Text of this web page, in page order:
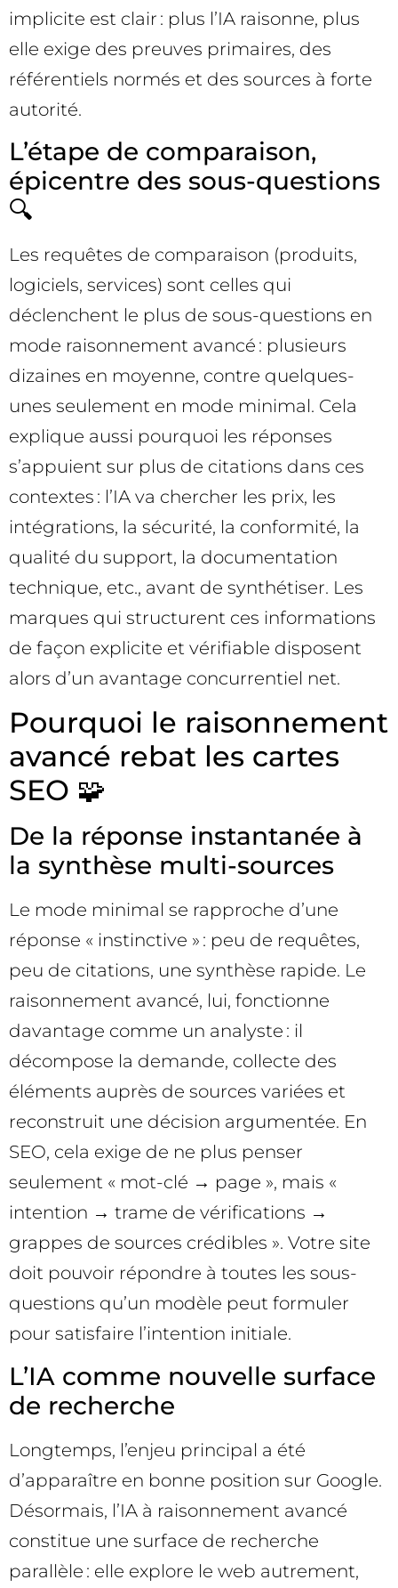
implicite est clair : plus l’IA raisonne, plus
elle exige des preuves primaires, des
référentiels normés et des sources à forte
autorité.
L’étape de comparaison,
épicentre des sous-questions
🔍
Les requêtes de comparaison (produits,
logiciels, services) sont celles qui
déclenchent le plus de sous-questions en
mode raisonnement avancé : plusieurs
dizaines en moyenne, contre quelques-
unes seulement en mode minimal. Cela
explique aussi pourquoi les réponses
s’appuient sur plus de citations dans ces
contextes : l’IA va chercher les prix, les
intégrations, la sécurité, la conformité, la
qualité du support, la documentation
technique, etc., avant de synthétiser. Les
marques qui structurent ces informations
de façon explicite et vérifiable disposent
alors d’un avantage concurrentiel net.
Pourquoi le raisonnement
avancé rebat les cartes
SEO 🧩
De la réponse instantanée à
la synthèse multi-sources
Le mode minimal se rapproche d’une
réponse « instinctive » : peu de requêtes,
peu de citations, une synthèse rapide. Le
raisonnement avancé, lui, fonctionne
davantage comme un analyste : il
décompose la demande, collecte des
éléments auprès de sources variées et
reconstruit une décision argumentée. En
SEO, cela exige de ne plus penser
seulement « mot-clé → page », mais «
intention → trame de vérifications →
grappes de sources crédibles ». Votre site
doit pouvoir répondre à toutes les sous-
questions qu’un modèle peut formuler
pour satisfaire l’intention initiale.
L’IA comme nouvelle surface
de recherche
Longtemps, l’enjeu principal a été
d’apparaître en bonne position sur Google.
Désormais, l’IA à raisonnement avancé
constitue une surface de recherche
parallèle : elle explore le web autrement,